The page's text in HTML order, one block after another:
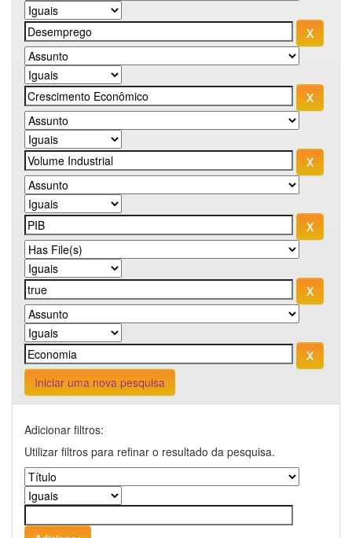
Iniciar uma nova pesquisa
Adicionar filtros:
Utilizar filtros para refinar o resultado da pesquisa.